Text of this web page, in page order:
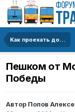
Kак проехать до...
Пешком от
Победы
Автор Попов